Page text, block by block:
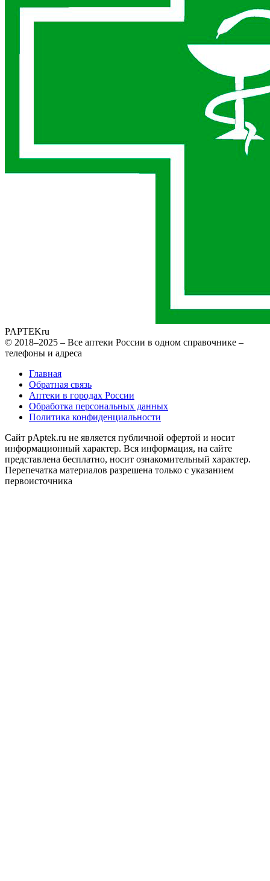
PAPTEKru
© 2018–2025 – Все аптеки России в одном справочнике –
телефоны и адреса
Главная
Обратная связь
Аптеки в городах России
Обработка персональных данных
Политика конфиденциальности
Сайт pAptek.ru не является публичной офертой и носит
информационный характер. Вся информация, на сайте
представлена бесплатно, носит ознакомительный характер.
Перепечатка материалов разрешена только с указанием
первоисточника